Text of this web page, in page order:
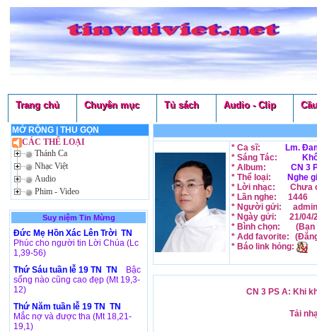
Trang chủ Chuyên mục Tủ sách Audio - Clip
MỞ RỘNG
THU GỌN
CÁC THỂ LOẠI
Thánh Ca
Nhạc Việt
Audio
Phim - Video
Suy niệm Tin Mừng
Đức Mẹ Hồn Xác Lên Trời TN
Phúc cho người tin Lời Chúa (Lc
1,39-56)
Thứ Sáu tuần lễ 19 TN TN
Bậc
sống nào cũng cao đẹp (Mt 19,3-
12)
Thứ Năm tuần lễ 19 TN TN
Mắc nợ và được tha (Mt 18,21-
19,1)
* Ca sĩ:
Lm.
* Sáng Tác:
* Album:
CN 3
* Thể loại:
Nghe
* Lời nhạc:
Chưa
* Lần nghe:
1446
* Người gửi:
admin
* Ngày gửi:
21/04/
* Bình chọn:
(Bạn
* Add favorite:
* Báo link hỏng:
CN 3 PS A: Khi
Tải